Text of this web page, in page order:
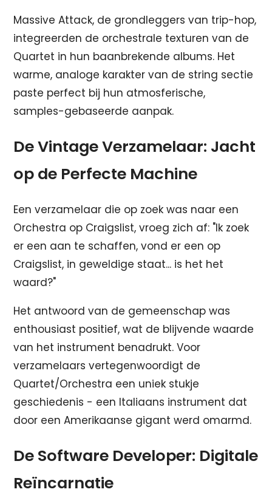
Massive Attack, de grondleggers van trip-hop,
integreerden de orchestrale texturen van de
Quartet in hun baanbrekende albums. Het
warme, analoge karakter van de string sectie
paste perfect bij hun atmosferische,
samples-gebaseerde aanpak.
De Vintage Verzamelaar: Jacht
op de Perfecte Machine
Een verzamelaar die op zoek was naar een
Orchestra op Craigslist, vroeg zich af: "Ik zoek
er een aan te schaffen, vond er een op
Craigslist, in geweldige staat... is het het
waard?"
Het antwoord van de gemeenschap was
enthousiast positief, wat de blijvende waarde
van het instrument benadrukt. Voor
verzamelaars vertegenwoordigt de
Quartet/Orchestra een uniek stukje
geschiedenis - een Italiaans instrument dat
door een Amerikaanse gigant werd omarmd.
De Software Developer: Digitale
Reïncarnatie